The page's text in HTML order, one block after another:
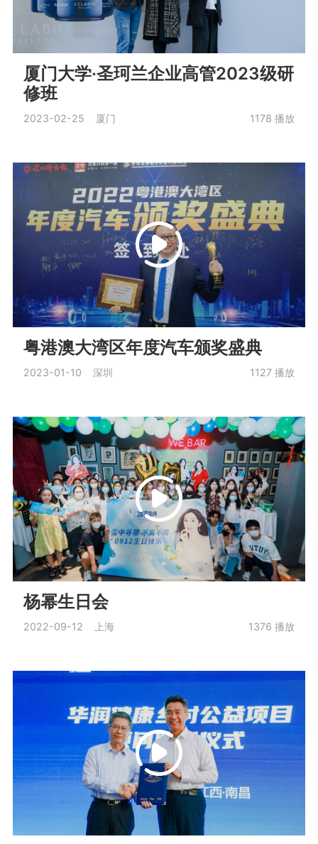
厦门大学·圣珂兰企业高管2023级研
修班
2023-02-25 厦门 1178 播放
粤港澳大湾区年度汽车颁奖盛典
2023-01-10 深圳 1127 播放
杨幂生日会
2022-09-12 上海 1376 播放